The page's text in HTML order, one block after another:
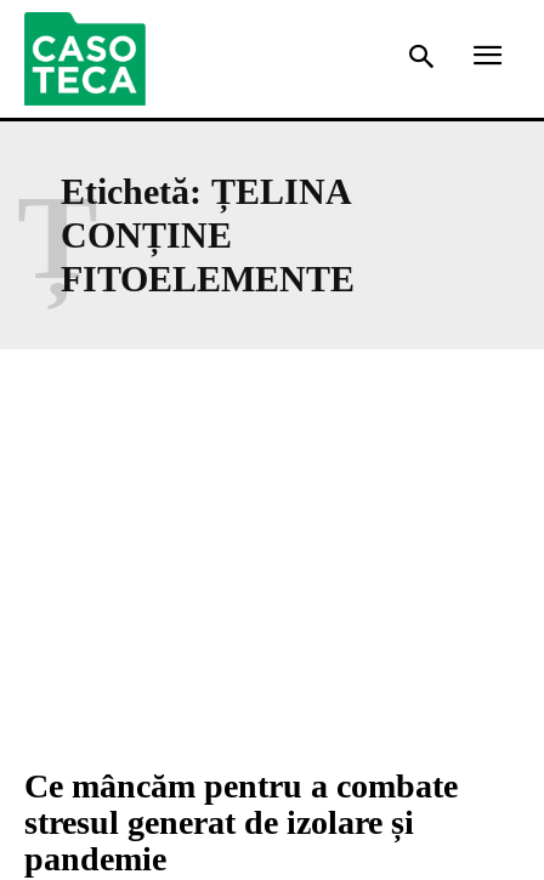
Etichetă: ȚELINA
CONȚINE
FITOELEMENTE
Ț
Ce mâncăm pentru a combate
stresul generat de izolare și
pandemie